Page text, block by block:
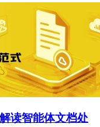
读智能体文档处